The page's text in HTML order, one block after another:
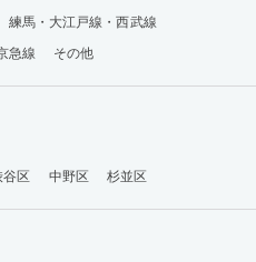
練馬・大江戸線・西武線
急線 その他
谷区 中野区 杉並区